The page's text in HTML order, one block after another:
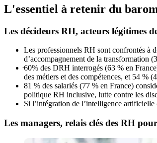
L'essentiel à retenir du
Les décideurs RH, acteurs légitimes
Les professionnels RH sont confrontés à
d’accompagnement de la transformation
̵60% des DRH interrogés (63 % en
des métiers et des compétences, et 54 %
81 % des salariés (77 % en France)
politique RH inclusive, lutte contre les
Si l’intégration de l’intelligence artificielle
Les managers, relais clés des RH